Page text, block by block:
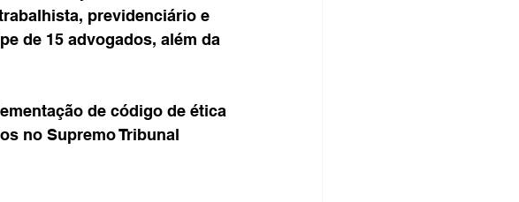
previdenciário e
de 15 advogados, além da
de código de ética
no Supremo Tribunal